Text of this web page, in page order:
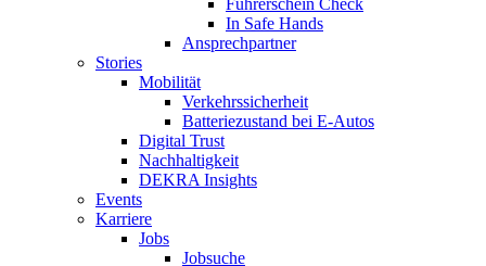
In Safe Hands
Ansprechpartner
Stories
Mobilität
Verkehrssicherheit
Batteriezustand bei E-Autos
Digital Trust
Nachhaltigkeit
DEKRA Insights
Events
Karriere
Jobs
Jobsuche